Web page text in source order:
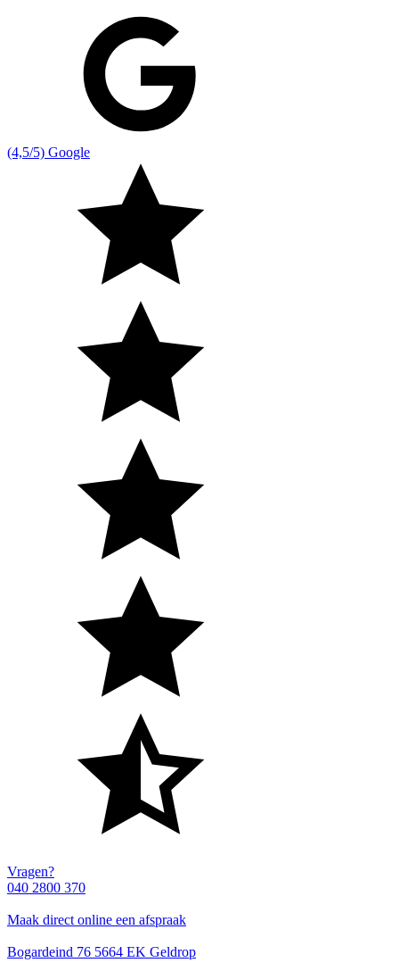
(4,5/5) Google
Vragen?
040 2800 370
Maak direct online een afspraak
Bogardeind 76 5664 EK Geldrop